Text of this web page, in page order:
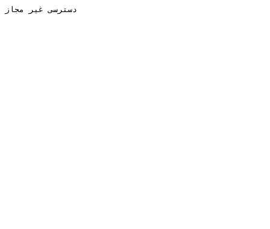
دسترسی غیر مجاز